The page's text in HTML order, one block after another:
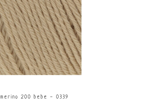
merino 200 bebe - 0339